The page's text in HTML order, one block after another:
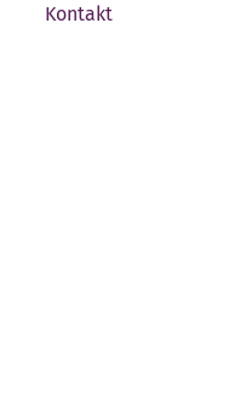
Kontakt